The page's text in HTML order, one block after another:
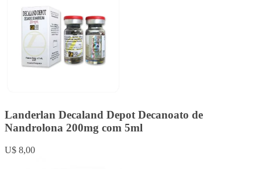
Landerlan Decaland Depot Decanoato de
Nandrolona 200mg com 5ml
U$ 8,00